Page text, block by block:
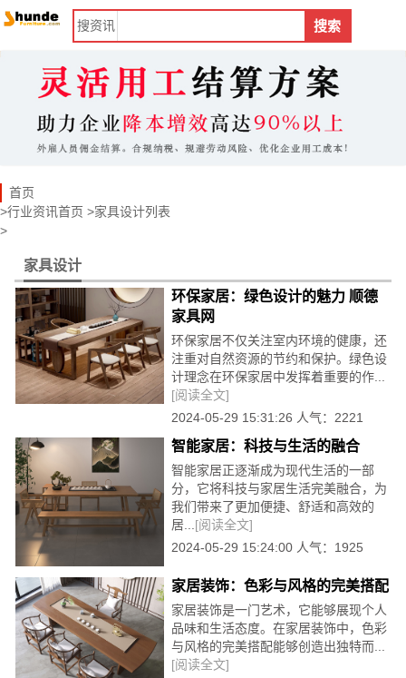
搜资讯 搜索
首页
>行业资讯首页 >家具设计
>
列表
家具设计
环保家居：绿色设计的魅力 顺德
家具网
环保家居不仅关注室内环境的健康，还
注重对自然资源的节约和保护。绿色设
计理念在环保家居中发挥着重要的作...
[阅读全文]
2024-05-29 15:31:26 人气：2221
智能家居：科技与生活的融合
智能家居正逐渐成为现代生活的一部
分，它将科技与家居生活完美融合，为
我们带来了更加便捷、舒适和高效的
居... [阅读全文]
2024-05-29 15:24:00 人气：1925
家居装饰：色彩与风格的完美搭配
家居装饰是一门艺术，它能够展现个人
品味和生活态度。在家居装饰中，色彩
与风格的完美搭配能够创造出独特而...
[阅读全文]